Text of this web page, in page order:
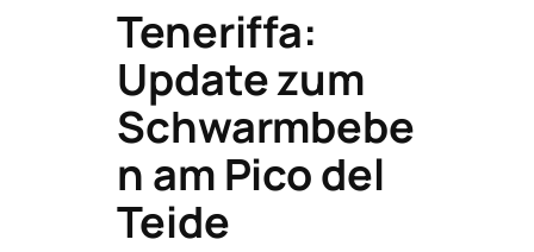
Teneriffa:
Update zum
Schwarmbebe
n am Pico del
Teide